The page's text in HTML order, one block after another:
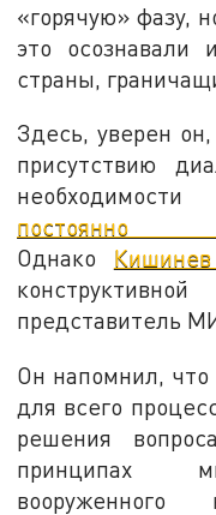
«горячую» фазу,
это осознавали
страны,
Здесь, уверен
присутствию
постоянно
Однако
представитель
Он напомнил, что
для всего
решения
принципах
вооруженного